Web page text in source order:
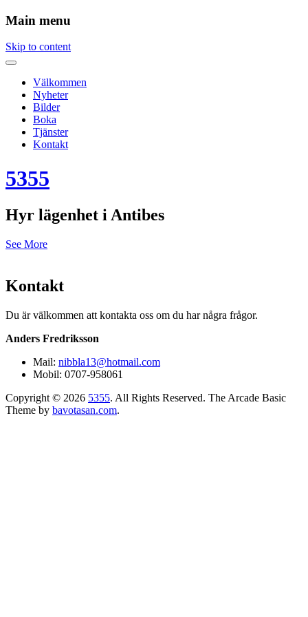
Main menu
Skip to content
Välkommen
Nyheter
Bilder
Boka
Tjänster
Kontakt
5355
Hyr lägenhet i Antibes
See More
Kontakt
Du är välkommen att kontakta oss om du har några frågor.
Anders Fredriksson
Mail: nibbla13@hotmail.com
Mobil: 0707-958061
Copyright © 2026 5355. All Rights Reserved. The Arcade Basic
Theme by bavotasan.com.